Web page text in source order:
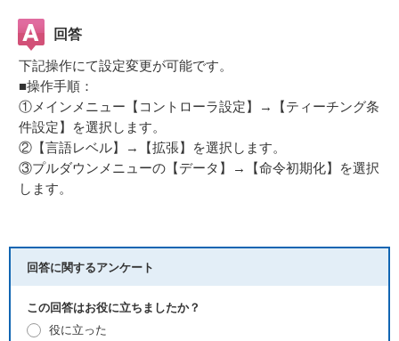
回答
下記操作にて設定変更が可能です。
■操作手順：
①メインメニュー【コントローラ設定】→【ティーチング条
件設定】を選択します。
②【言語レベル】→【拡張】を選択します。
③プルダウンメニューの【データ】→【命令初期化】を選択
します。
回答に関するアンケート
この回答はお役に立ちましたか？
役に立った